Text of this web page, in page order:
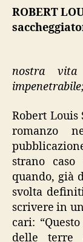
ROBERT
nostra
Robert Louis
romanzo
strano
quando, già
svolta
scrivere in
cari:
delle terre